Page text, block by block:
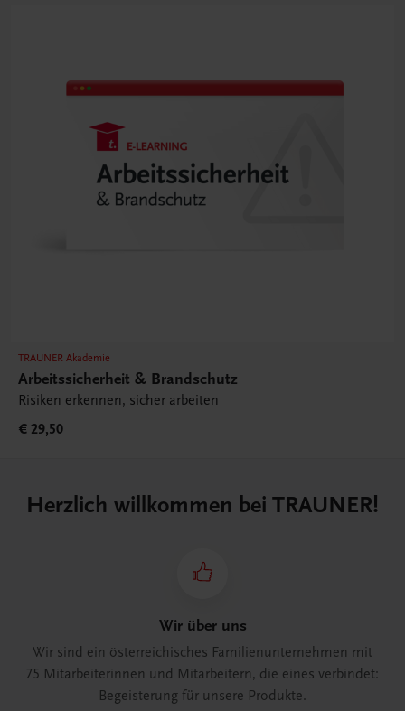
TRAUNER Akademie
Arbeitssicherheit & Brandschutz
Risiken erkennen, sicher arbeiten
€ 29,50
Herzlich willkommen bei TRAUNER!
Wir über uns
Wir sind ein österreichisches Familienunternehmen mit
75 Mitarbeiterinnen und Mitarbeitern, die eines verbindet:
Begeisterung für unsere Produkte.